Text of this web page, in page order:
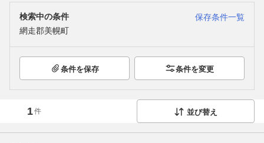
検索中の条件
保存条件一覧
網走郡美幌町
条件を保存 条件を変更
1件 並び替え